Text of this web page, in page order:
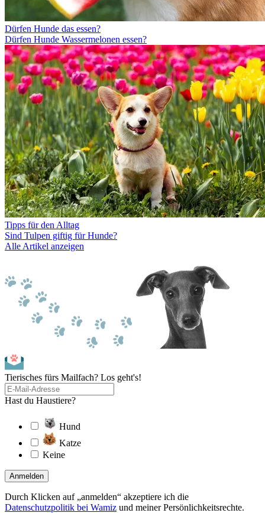
Dürfen Hunde das essen?
Dürfen Hunde Wassermelonen essen?
Tipps für den Alltag
Sind Tulpen giftig für Hunde?
Alle Artikel anzeigen
Tierisches fürs Mailfach? Los geht's!
Hast du Haustiere?
Hund
Katze
Keine
Anmelden
Durch Klicken auf „anmelden“ akzeptiere ich die
Datenschutzpolitik bei Wamiz und meiner Persönlichkeitsrechte.